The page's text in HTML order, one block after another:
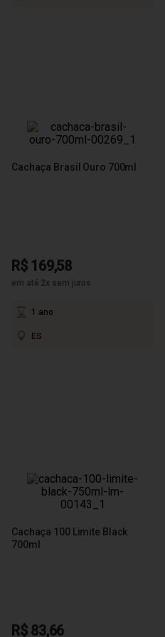
Cachaça Brasil Ouro 700ml
R$ 169,58
em até 2x sem juros
1 ano
ES
Cachaça 100 Limite Black
700ml
R$ 83,66